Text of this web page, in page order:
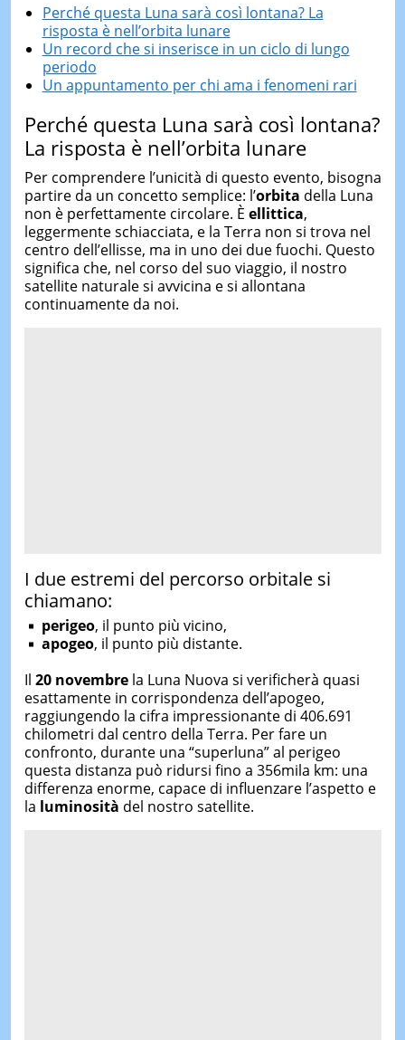
Perché questa Luna sarà così lontana? La
risposta è nell’orbita lunare
Un record che si inserisce in un ciclo di lungo
periodo
Un appuntamento per chi ama i fenomeni rari
Perché questa Luna sarà così lontana?
La risposta è nell’orbita lunare
Per comprendere l’unicità di questo evento, bisogna
partire da un concetto semplice: l’orbita della Luna
non è perfettamente circolare. È ellittica,
leggermente schiacciata, e la Terra non si trova nel
centro dell’ellisse, ma in uno dei due fuochi. Questo
significa che, nel corso del suo viaggio, il nostro
satellite naturale si avvicina e si allontana
continuamente da noi.
I due estremi del percorso orbitale si
chiamano:
perigeo, il punto più vicino,
apogeo, il punto più distante.
Il 20 novembrela Luna Nuova si verificherà quasi
esattamente in corrispondenza dell’apogeo,
raggiungendo la cifra impressionante di 406.691
chilometri dal centro della Terra. Per fare un
confronto, durante una “superluna” al perigeo
questa distanza può ridursi fino a 356mila km: una
differenza enorme, capace di influenzare l’aspetto e
la luminosità del nostro satellite.